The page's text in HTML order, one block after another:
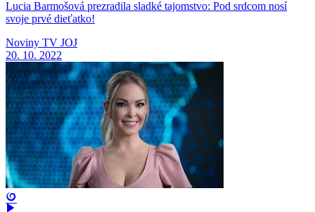
Lucia Barmošová prezradila sladké tajomstvo: Pod srdcom nosí
svoje prvé dieťatko!
Noviny TV JOJ
20. 10. 2022